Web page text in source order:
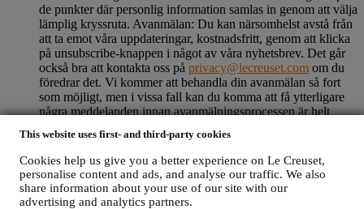
This website uses first- and third-party cookies
Cookies help us give you a better experience on Le Creuset,
personalise content and ads, and analyse our traffic. We also
share information about your use of our site with our
advertising and analytics partners.
de punkter där personlig information samlas in genom att välja
lämplig kryssruta. Avanmälan: Du kan närsomhelst avstå från
att ta emot våra uppdateringar, kostnadsfritt, genom att klicka
på unsubscribe-knappen i något av våra nyhetsbrev. Det går
också bra att kontakta oss på privacy@lecreuset.com om du
föredrar det. Vi kommer att behandla din avanmälan så fort
som möjligt, men i vissa fall kan du komma att få ytterligare
några meddelanden innan avanmälningsprocessen är helt
kontaktuppgifter eller några andra personuppgifter till andra
företag för deras marknadsföringsändamål
RE-TARGETING / ANPASSADE ERBJUDANDEN OCH
EN FÖRBÄTTRAD KUNDUPPLEVELSE
Vi skulle vilja använda dina uppgifter för att kunna anpassa